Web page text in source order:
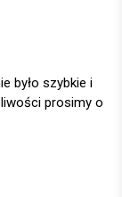
było szybkie i
prosimy o